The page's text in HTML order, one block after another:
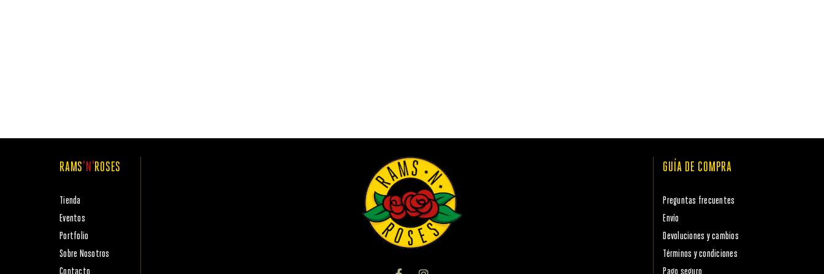
RAMS'N'ROSES
Tienda
Eventos
Portfolio
Sobre Nosotros
GUÍA DE COMPRA
Preguntas frecuentes
Envío
Devoluciones y cambios
Términos y condiciones